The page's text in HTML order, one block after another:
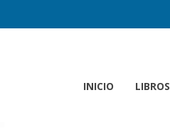
INICIO LIBROS